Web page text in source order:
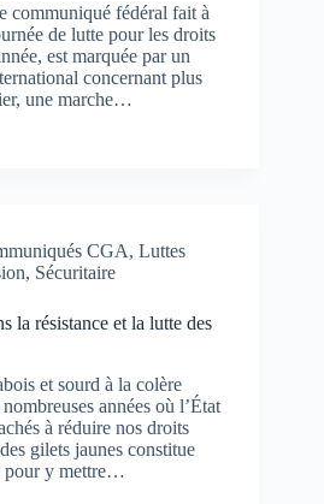
communiqué fédéral fait à
de lutte pour les droits
est marquée par un
concernant plus
une marche…
CGA, Luttes
, Sécuritaire
la résistance et la lutte des
et sourd à la colère
années où l’État
à réduire nos droits
gilets jaunes constitue
pour y mettre…